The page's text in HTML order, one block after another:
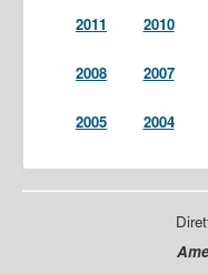
2011 2010
2008 2007
2005 2004